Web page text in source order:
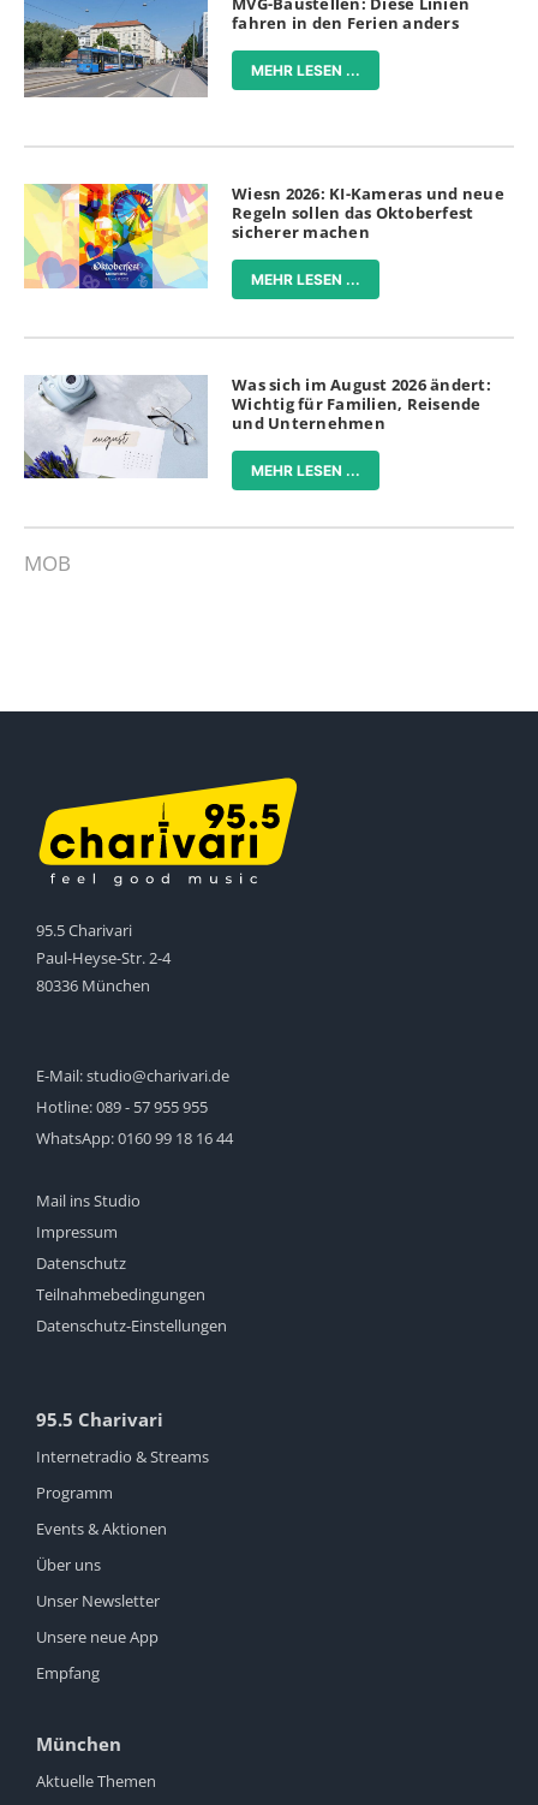
fahren in den Ferien anders
MEHR LESEN ...
Wiesn 2026: KI-Kameras und neue
Regeln sollen das Oktoberfest
sicherer machen
MEHR LESEN ...
Was sich im August 2026 ändert:
Wichtig für Familien, Reisende
und Unternehmen
MEHR LESEN ...
MOB
95.5 Charivari
Paul-Heyse-Str. 2-4
80336 München
E-Mail:studio@charivari.de
Hotline:089 - 57 955 955
WhatsApp:0160 99 18 16 44
Mail ins Studio
Impressum
Datenschutz
Teilnahmebedingungen
Datenschutz-Einstellungen
95.5 Charivari
Internetradio & Streams
Programm
Events & Aktionen
Über uns
Unser Newsletter
Unsere neue App
Empfang
München
Aktuelle Themen